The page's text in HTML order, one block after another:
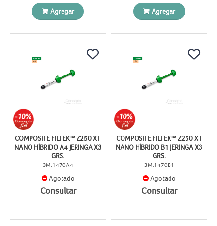
Agregar Agregar
COMPOSITE FILTEK™ Z250 XT
NANO HÍBRIDO A4 JERINGA X3
GRS.
3M.1470A4
Agotado
Consultar
COMPOSITE FILTEK™ Z250 XT
NANO HÍBRIDO B1 JERINGA X3
GRS.
3M.1470B1
Agotado
Consultar